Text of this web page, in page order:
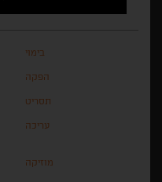
בימוי
הפקה
תסריט
עריכה
מוזיקה